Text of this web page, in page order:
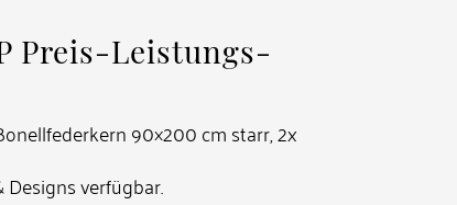
Preis-Leistungs-
90×200 cm starr, 2x
verfügbar.